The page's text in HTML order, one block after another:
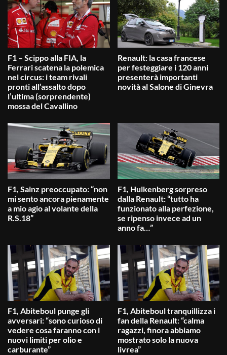
F1 – Scippo alla FIA, la
Ferrari scatena la polemica
nel circus: i team rivali
pronti all’assalto dopo
l’ultima (sorprendente)
mossa del Cavallino
Renault: la casa francese
per festeggiare i 120 anni
presenterà importanti
novità al Salone di Ginevra
F1, Sainz preoccupato: “non
mi sento ancora pienamente
a mio agio al volante della
R.S.18”
F1, Hulkenberg sorpreso
dalla Renault: “tutto ha
funzionato alla perfezione,
se ripenso invece ad un
anno fa…”
F1, Abiteboul punge gli
avversari: “sono curioso di
vedere cosa faranno con i
nuovi limiti per olio e
carburante”
F1, Abiteboul tranquillizza i
fan della Renault: “calma
ragazzi, finora abbiamo
mostrato solo la nuova
livrea”